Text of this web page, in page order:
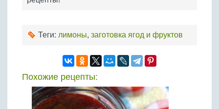
Теги: лимоны, заготовка ягод и фруктов
Похожие рецепты: